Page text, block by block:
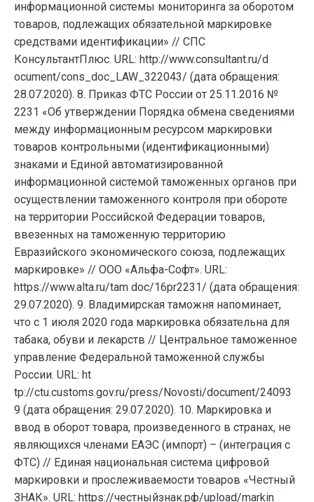
информационной системы мониторинга за оборотом
товаров, подлежащих обязательной маркировке
средствами идентификации» // СПС
КонсультантПлюс. URL: http://www.consultant.ru/d
ocument/cons_doc_LAW_322043/ (дата обращения:
28.07.2020). 8. Приказ ФТС России от 25.11.2016 №
2231 «Об утверждении Порядка обмена сведениями
между информационным ресурсом маркировки
товаров контрольными (идентификационными)
знаками и Единой автоматизированной
информационной системой таможенных органов при
осуществлении таможенного контроля при обороте
на территории Российской Федерации товаров,
ввезенных на таможенную территорию
Евразийского экономического союза, подлежащих
маркировке» // ООО «Альфа-Софт». URL:
https://www.alta.ru/tam doc/16pr2231/ (дата обращения:
29.07.2020). 9. Владимирская таможня напоминает,
что с 1 июля 2020 года маркировка обязательна для
табака, обуви и лекарств // Центральное таможенное
управление Федеральной таможенной службы
России. URL: ht
tp://ctu.customs.gov.ru/press/Novosti/document/24093
9 (дата обращения: 29.07.2020). 10. Маркировка и
ввод в оборот товара, произведенного в странах, не
являющихся членами ЕАЭС (импорт) – (интеграция с
ФТС) // Единая национальная система цифровой
маркировки и прослеживаемости товаров «Честный
ЗНАК». URL: https://честныйзнак.рф/upload/markin